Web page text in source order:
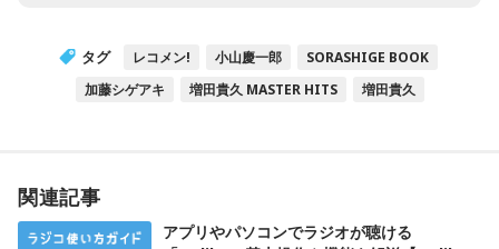
タグ レコメン! 小山慶一郎
SORASHIGE BOOK
加藤シゲアキ
増田貴久 MASTER HITS 増田貴久
関連記事
アプリやパソコンでラジオが聴ける